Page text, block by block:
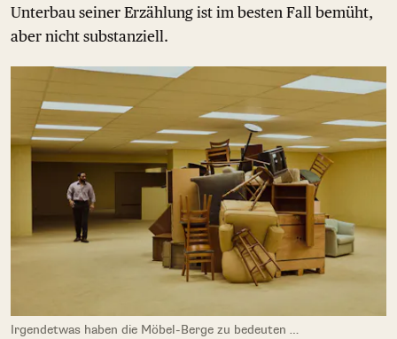
Unterbau seiner Erzählung ist im besten Fall bemüht,
aber nicht substanziell.
Irgendetwas haben die Möbel-Berge zu bedeuten …